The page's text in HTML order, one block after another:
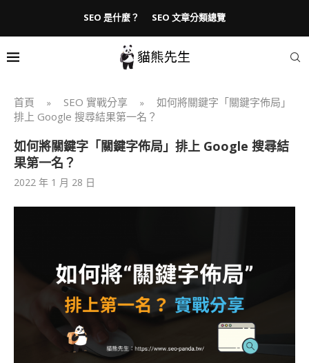
SEO 是什麼？ SEO 文章分類總覽
首頁 » SEO 實戰分享 »
如何將關鍵字「關鍵字佈局」
排上 Google 搜尋結果第一名？
如何將關鍵字「關鍵字佈局」排上 Google 搜尋結
果第一名？
2022 年 1 月 28 日